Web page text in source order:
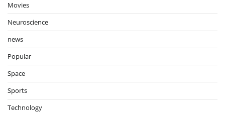
Movies
Neuroscience
news
Popular
Space
Sports
Technology